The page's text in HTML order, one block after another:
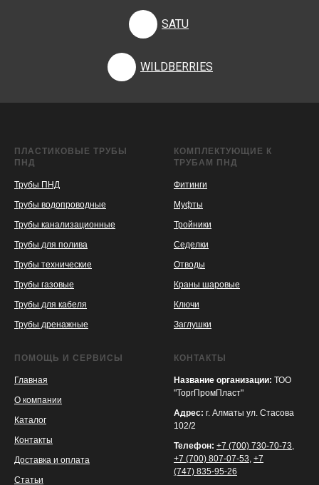
KASPI
SATU
SATU
WILDBERRIES
WILDBERRIES
ПЛАСТИКОВЫЕ ТРУБЫ
ПНД
Трубы ПНД
Трубы водопроводные
Трубы канализационные
Трубы для полива
Трубы технические
Трубы газовые
Трубы для кабеля
Трубы дренажные
КОМПЛЕКТУЮЩИЕ К
ТРУБАМ ПНД
Фитинги
Муфты
Тройники
Седелки
Отводы
Краны шаровые
Ключи
Заглушки
ПОМОЩЬ И СЕРВИСЫ
Главная
О компании
Каталог
Контакты
Доставка и оплата
Статьи
КОНТАКТЫ
Название организации: ТОО
"ТоргПромПласт"
Адрес: г. Алматы ул. Стасова
102/2
Телефон: +7 (700) 730-70-73,
+7 (700) 807-07-53, +7
(747) 835-95-26